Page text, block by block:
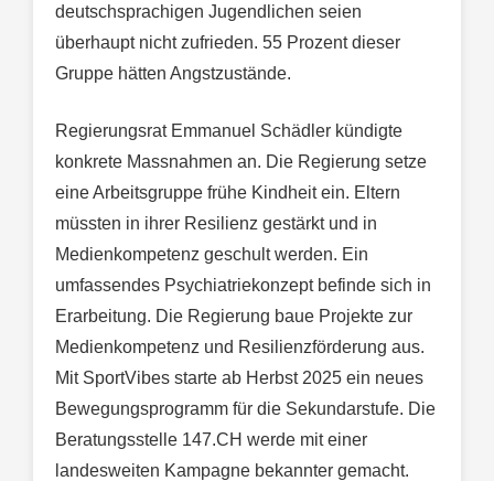
deutschsprachigen Jugendlichen seien
überhaupt nicht zufrieden. 55 Prozent dieser
Gruppe hätten Angstzustände.
Regierungsrat Emmanuel Schädler kündigte
konkrete Massnahmen an. Die Regierung setze
eine Arbeitsgruppe frühe Kindheit ein. Eltern
müssten in ihrer Resilienz gestärkt und in
Medienkompetenz geschult werden. Ein
umfassendes Psychiatriekonzept befinde sich in
Erarbeitung. Die Regierung baue Projekte zur
Medienkompetenz und Resilienzförderung aus.
Mit SportVibes starte ab Herbst 2025 ein neues
Bewegungsprogramm für die Sekundarstufe. Die
Beratungsstelle 147.CH werde mit einer
landesweiten Kampagne bekannter gemacht.